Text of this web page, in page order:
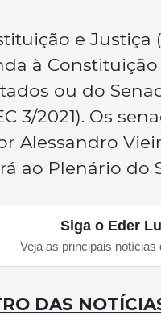
e Justiça
à
ou do
3/2021). Os
Alessandro
ao Plenário do
Siga o Eder
Veja as principais notícias
DAS